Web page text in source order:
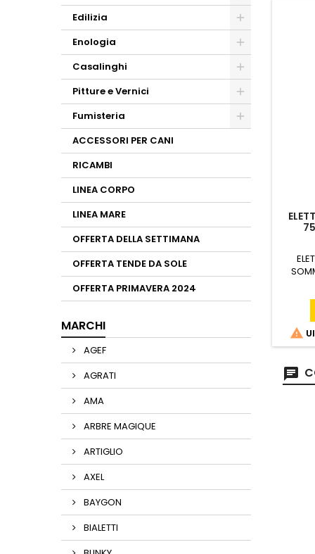
Edilizia
Enologia
Casalinghi
Pitture e Vernici
Fumisteria
ACCESSORI PER CANI
RICAMBI
LINEA CORPO
LINEA MARE
OFFERTA DELLA SETTIMANA
OFFERTA TENDE DA SOLE
OFFERTA PRIMAVERA 2024
MARCHI
AGEF
AGRATI
AMA
ARBRE MAGIQUE
ARTIGLIO
AXEL
BAYGON
BIALETTI
